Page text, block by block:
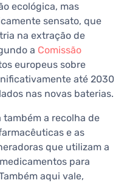
ecológica, mas
sensato, que
na extração de
a Comissão
europeus sobre
até 2030
nas novas baterias.
a recolha de
e as
que utilizam a
para
aqui vale,